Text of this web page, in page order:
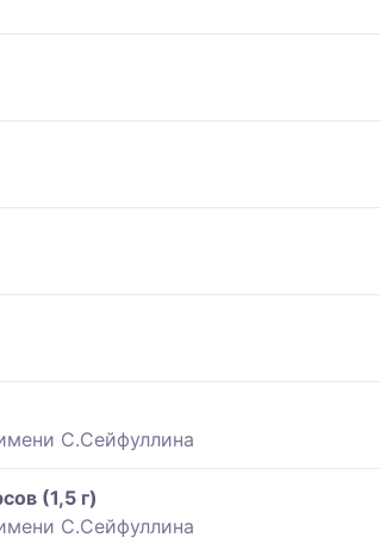
С.Сейфуллина
(1,5 г)
С.Сейфуллина